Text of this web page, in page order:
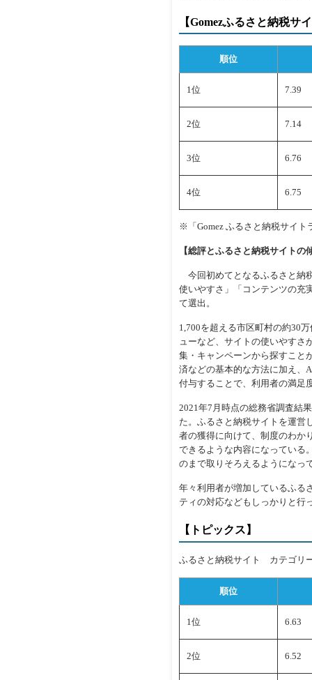
【Gomezふるさと納税サ
順位
1位 7.39
2位 7.14
3位 6.76
4位 6.75
※「Gomez ふるさと納税サイト
【総評とふるさと納税サイトの
今回初めてとなるふるさと納
使いやすさ」「コンテンツの充
て選出。
1,700を超える市区町村の約30
ューなど、サイトの使いやすさ
集・キャンペーンから探すこと
済などの基本的な方法に加え、
付与することで、利用者の満足
2021年7月時点の総務省調査結
た。ふるさと納税サイトを運営
者の獲得に向けて、制度のわか
できるような内容になっている
のまで取りそろえるようになっ
年々利用者が増加しているふる
ティの対応などもしっかりと行
【トピックス】
ふるさと納税サイト カテゴリ
順位
1位 6.63
2位 6.52